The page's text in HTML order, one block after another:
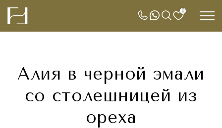
0
Алия в черной эмали
со столешницей из
ореха